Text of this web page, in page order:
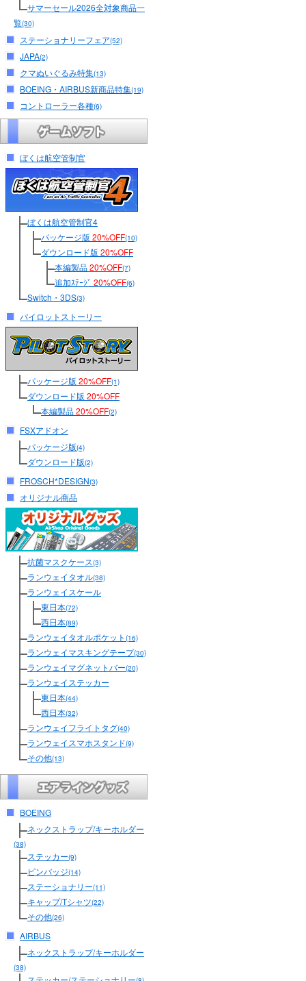
サマーセール2026全対象商品一
覧(30)
ステーショナリーフェア(52)
JAPA(2)
クマぬいぐるみ特集(13)
BOEING・AIRBUS新商品特集(19)
コントローラー各種(6)
ぼくは航空管制官
ぼくは航空管制官4
パッケージ版 20%OFF(10)
ダウンロード版 20%OFF
本編製品20%OFF(7)
追加ｽﾃｰｼﾞ 20%OFF(6)
Switch・3DS(3)
パイロットストーリー
パッケージ版 20%OFF(1)
ダウンロード版 20%OFF
本編製品20%OFF(2)
FSXアドオン
パッケージ版(4)
ダウンロード版(2)
FROSCH*DESIGN(3)
オリジナル商品
抗菌マスクケース(3)
ランウェイタオル(38)
ランウェイスケール
東日本(72)
西日本(89)
ランウェイタオルポケット (16)
ランウェイマスキングテープ(30)
ランウェイマグネットバー(20)
ランウェイステッカー
東日本(44)
西日本(32)
ランウェイフライトタグ(40)
ランウェイスマホスタンド(9)
その他(13)
BOEING
ネックストラップ/キーホルダー
(38)
ステッカー(9)
ピンバッジ(14)
ステーショナリー(11)
キャップ/Tシャツ(22)
その他(26)
AIRBUS
ネックストラップ/キーホルダー
(38)